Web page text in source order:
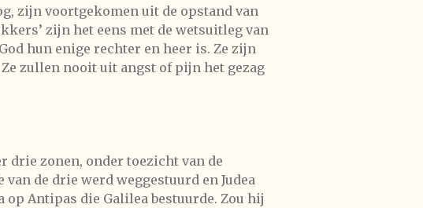
zijn voortgekomen uit de opstand van
zijn het eens met de wetsuitleg van
hun enige rechter en heer is. Ze zijn
zullen nooit uit angst of pijn het gezag
drie zonen, onder toezicht van de
van de drie werd weggestuurd en Judea
Antipas die Galilea bestuurde. Zou hij